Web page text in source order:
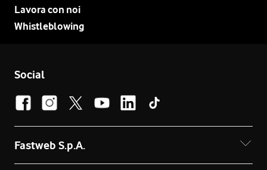
Lavora con noi
Whistleblowing
Social
Fastweb S.p.A.